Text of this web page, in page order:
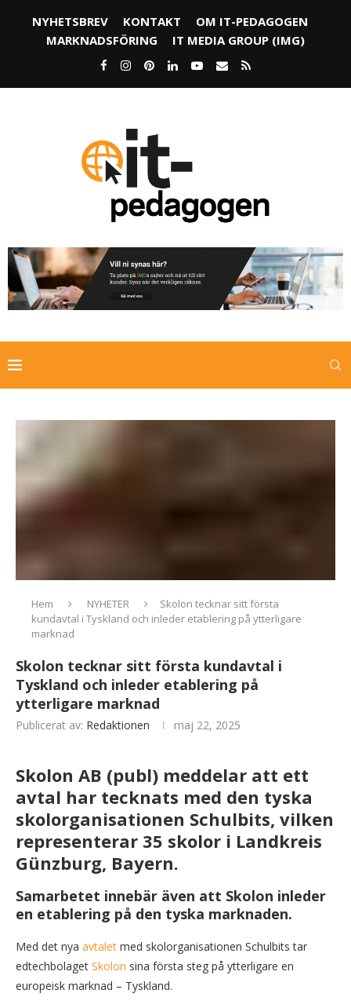
NYHETSBREV KONTAKT
OM IT-PEDAGOGEN
MARKNADSFÖRING
IT MEDIA GROUP (IMG)
Hem NYHETER
Skolon tecknar sitt första
kundavtal i Tyskland och inleder etablering på ytterligare
marknad
Skolon tecknar sitt första kundavtal i
Tyskland och inleder etablering på
ytterligare marknad
Publicerat av: Redaktionen maj 22, 2025
Skolon AB (publ) meddelar att ett
avtal har tecknats med den tyska
skolorganisationen Schulbits, vilken
representerar 35 skolor i Landkreis
Günzburg, Bayern.
Samarbetet innebär även att Skolon inleder
en etablering på den tyska marknaden.
Med det nya avtalet med skolorganisationen Schulbits tar
edtechbolaget Skolon sina första steg på ytterligare en
europeisk marknad – Tyskland.